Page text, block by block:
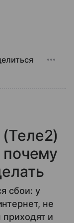
почему
сбои: у
не
приходят и